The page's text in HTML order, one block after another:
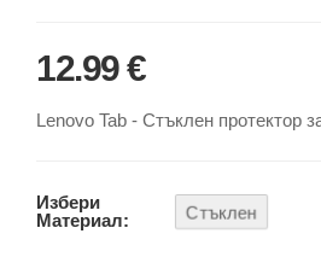
12.99 €
Lenovo Tab - Стъклен протектор
Избери
Материал:
Стъклен